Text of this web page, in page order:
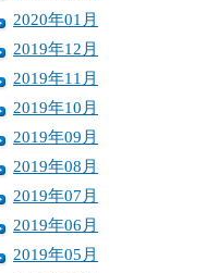
2020年01月
2019年12月
2019年11月
2019年10月
2019年09月
2019年08月
2019年07月
2019年06月
2019年05月